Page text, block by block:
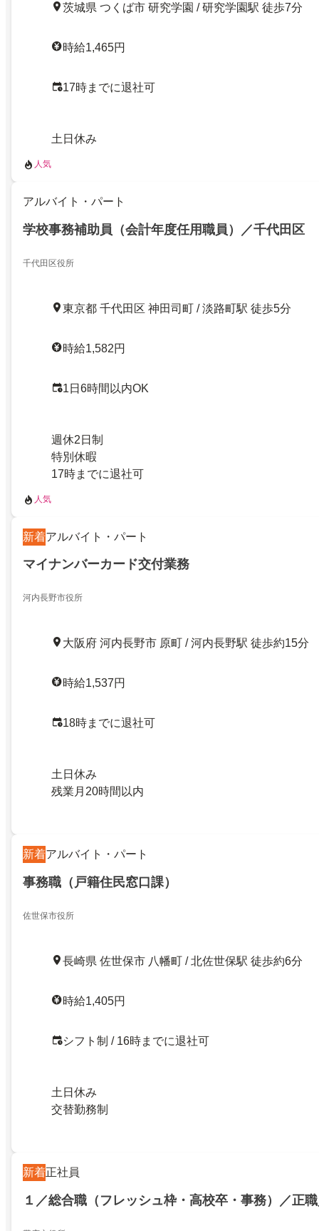
茨城県 つくば市 研究学園 / 研究学園駅 徒歩7分
時給1,465円
17時までに退社可
土日休み
人気
アルバイト・パート
学校事務補助員（会計年度任用職員）／千代田区
千代田区役所
東京都 千代田区 神田司町 / 淡路町駅 徒歩5分
時給1,582円
1日6時間以内OK
週休2日制
特別休暇
17時までに退社可
人気
新着アルバイト・パート
マイナンバーカード交付業務
河内長野市役所
大阪府 河内長野市 原町 / 河内長野駅 徒歩約15分
時給1,537円
18時までに退社可
土日休み
残業月20時間以内
新着アルバイト・パート
事務職（戸籍住民窓口課）
佐世保市役所
長崎県 佐世保市 八幡町 / 北佐世保駅 徒歩約6分
時給1,405円
シフト制 / 16時までに退社可
土日休み
交替勤務制
新着正社員
１／総合職（フレッシュ枠・高校卒・事務）／正